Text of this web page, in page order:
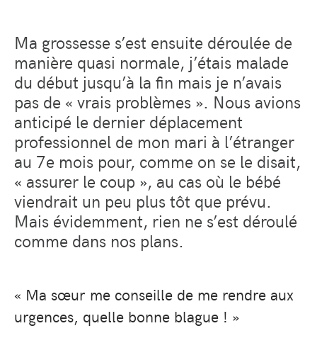
Ma grossesse s’est ensuite déroulée de
manière quasi normale, j’étais malade
du début jusqu’à la fin mais je n’avais
pas de « vrais problèmes ». Nous avions
anticipé le dernier déplacement
professionnel de mon mari à l’étranger
au 7e mois pour, comme on se le disait,
« assurer le coup », au cas où le bébé
viendrait un peu plus tôt que prévu.
Mais évidemment, rien ne s’est déroulé
comme dans nos plans.
« Ma sœur me conseille de me rendre aux
urgences, quelle bonne blague ! »